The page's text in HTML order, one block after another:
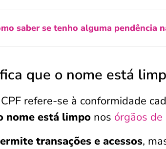
saber se tenho alguma pendência
que o nome está
refere-se à conformidade
nome está limpo nos órgãos
transações e acessos,